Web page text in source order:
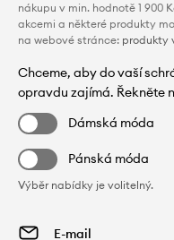
nákupu v min. hodnotě 1 900
akcemi a některé produkty
na webové stránce: produkty
Chceme, aby do vaší
opravdu zajímá. Řekněte
Dámská móda
Pánská móda
Výběr nabídky je volitelný.